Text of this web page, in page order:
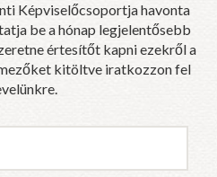
Képviselőcsoportja havonta
be a hónap legjelentősebb
értesítőt kapni ezekről a
kitöltve iratkozzon fel